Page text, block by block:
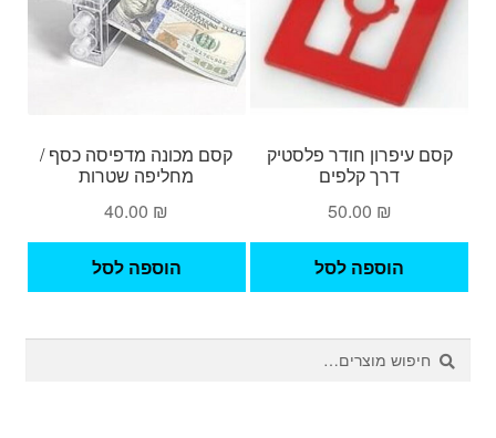
קסם עיפרון חודר פלסטיק
דרך קלפים
50.00 ₪
הוספה לסל
קסם מכונה מדפיסה כסף /
מחליפה שטרות
40.00 ₪
הוספה לסל
חיפוש
עבור:
חיפוש